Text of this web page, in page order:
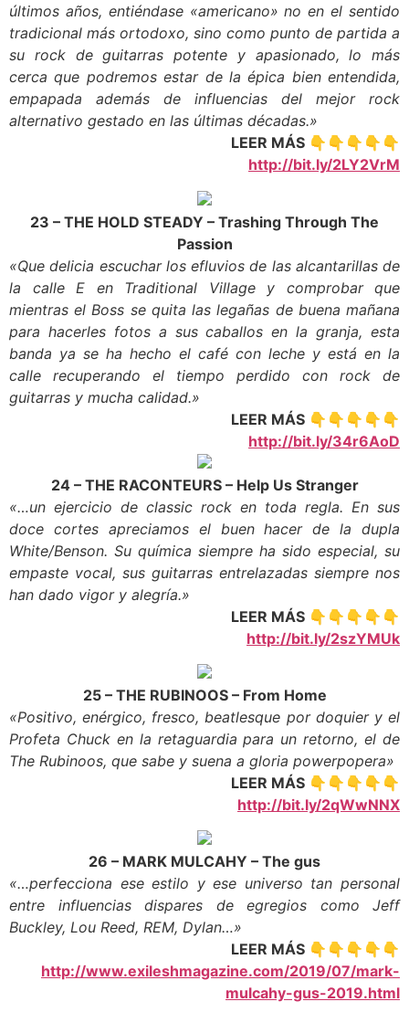
últimos años, entiéndase «americano» no en el sentido
tradicional más ortodoxo, sino como punto de partida a
su rock de guitarras potente y apasionado, lo más
cerca que podremos estar de la épica bien entendida,
empapada además de influencias del mejor rock
alternativo gestado en las últimas décadas.»
LEER MÁS 👇👇👇👇👇
http://bit.ly/2LY2VrM
23 – THE HOLD STEADY – Trashing Through The
Passion
«Que delicia escuchar los efluvios de las alcantarillas de
la calle E en Traditional Village y comprobar que
mientras el Boss se quita las legañas de buena mañana
para hacerles fotos a sus caballos en la granja, esta
banda ya se ha hecho el café con leche y está en la
calle recuperando el tiempo perdido con rock de
guitarras y mucha calidad.»
LEER MÁS 👇👇👇👇👇
http://bit.ly/34r6AoD
24 – THE RACONTEURS – Help Us Stranger
«…un ejercicio de classic rock en toda regla. En sus
doce cortes apreciamos el buen hacer de la dupla
White/Benson. Su química siempre ha sido especial, su
empaste vocal, sus guitarras entrelazadas siempre nos
han dado vigor y alegría.»
LEER MÁS 👇👇👇👇👇
http://bit.ly/2szYMUk
25 – THE RUBINOOS – From Home
«Positivo, enérgico, fresco, beatlesque por doquier y el
Profeta Chuck en la retaguardia para un retorno, el de
The Rubinoos, que sabe y suena a gloria powerpopera»
LEER MÁS 👇👇👇👇👇
http://bit.ly/2qWwNNX
26 – MARK MULCAHY – The gus
«…perfecciona ese estilo y ese universo tan personal
entre influencias dispares de egregios como Jeff
Buckley, Lou Reed, REM, Dylan…»
LEER MÁS 👇👇👇👇👇
http://www.exileshmagazine.com/2019/07/mark-
mulcahy-gus-2019.html